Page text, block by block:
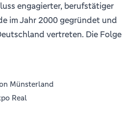
engagierter, berufstätiger
im Jahr 2000 gegründet und
vertreten. Die Folge
Münsterland
Real